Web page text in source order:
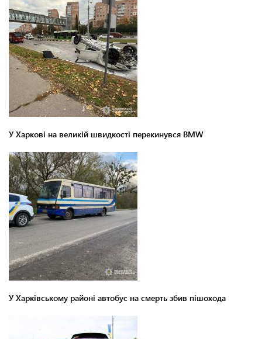
У Харкові на великій швидкості перекинувся BMW
У Харківському районі автобус на смерть збив пішохода